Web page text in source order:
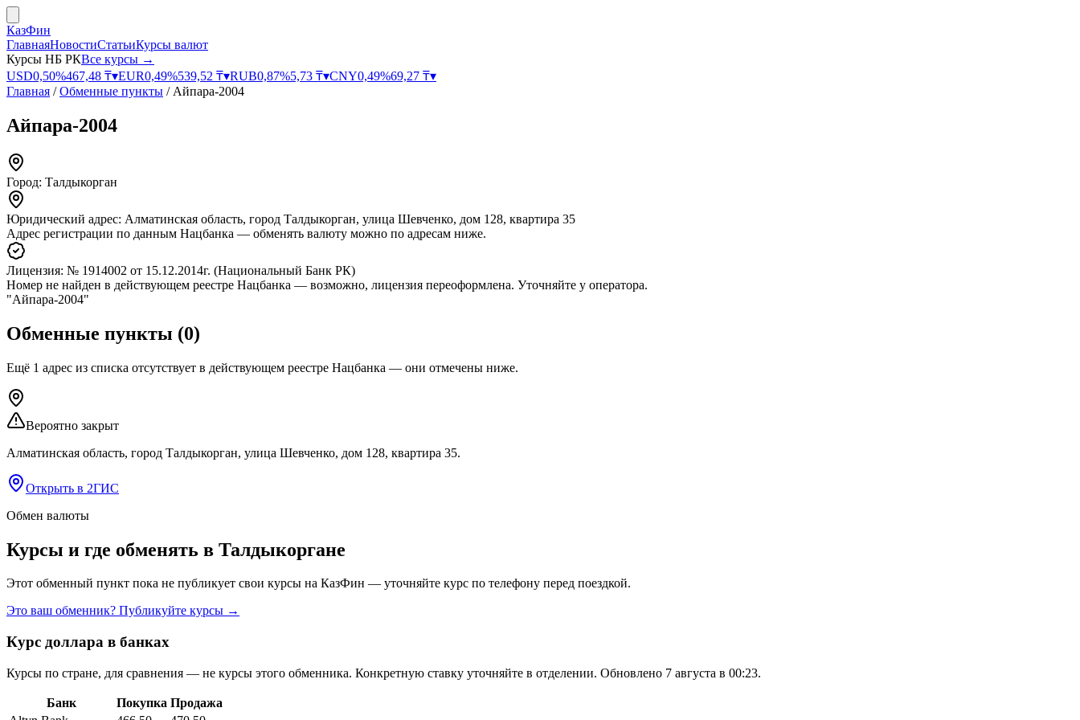
КазФин
ГлавнаяНовостиСтатьиКурсы валют
Курсы НБ РКВсе курсы →
USD0,50%467,48 ₸▾EUR0,49%539,52 ₸▾RUB0,87%5,73 ₸▾CNY0,49%69,27 ₸▾
Главная /Обменные пункты / Айпара-2004
Айпара-2004
Город: Талдыкорган
Юридический адрес: Алматинская область, город Талдыкорган, улица Шевченко, дом 128, квартира 35
Адрес регистрации по данным Нацбанка — обменять валюту можно по адресам ниже.
Лицензия: № 1914002 от 15.12.2014г. (Национальный Банк РК)
Номер не найден в действующем реестре Нацбанка — возможно, лицензия переоформлена. Уточняйте у оператора.
"Айпара-2004"
Обменные пункты (0)
Ещё 1 адрес из списка отсутствует в действующем реестре Нацбанка — они отмечены ниже.
Вероятно закрыт
Алматинская область, город Талдыкорган, улица Шевченко, дом 128, квартира 35.
Открыть в 2ГИС
Обмен валюты
Курсы и где обменять в Талдыкоргане
Этот обменный пункт пока не публикует свои курсы на КазФин — уточняйте курс по телефону перед поездкой.
Это ваш обменник? Публикуйте курсы →
Курс доллара в банках
Курсы по стране, для сравнения — не курсы этого обменника. Конкретную ставку уточняйте в отделении. Обновлено 7 августа в 00:23.
Банк Покупка Продажа